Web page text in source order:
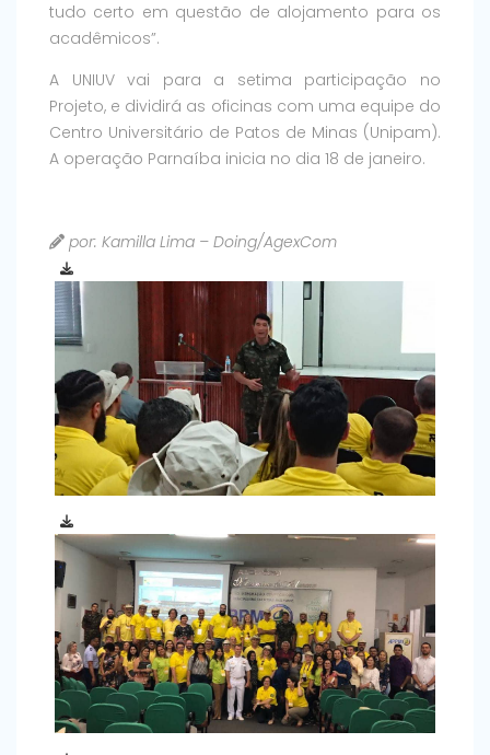
tudo certo em questão de alojamento para os
acadêmicos”.
A UNIUV vai para a setima participação no
Projeto, e dividirá as oficinas com uma equipe do
Centro Universitário de Patos de Minas (Unipam).
A operação Parnaíba inicia no dia 18 de janeiro.
por: Kamilla Lima – Doing/AgexCom